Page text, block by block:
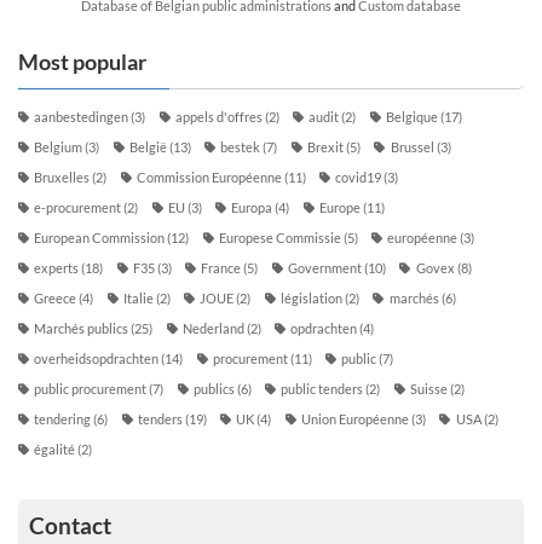
Database of Belgian public administrationsand Custom database
Most popular
aanbestedingen(3) appels d'offres(2) audit(2) Belgique(17)
Belgium(3) België(13) bestek (7) Brexit(5) Brussel (3)
Bruxelles(2) Commission Européenne(11) covid19(3)
e-procurement(2) EU(3) Europa (4) Europe(11)
European Commission(12) Europese Commissie(5) européenne(3)
experts(18) F35(3) France(5) Government(10) Govex (8)
Greece(4) Italie(2) JOUE(2) législation(2) marchés(6)
Marchés publics(25) Nederland (2) opdrachten(4)
overheidsopdrachten(14) procurement(11) public(7)
public procurement(7) publics(6) public tenders(2) Suisse(2)
tendering(6) tenders(19) UK(4) Union Européenne(3) USA(2)
égalité(2)
Contact